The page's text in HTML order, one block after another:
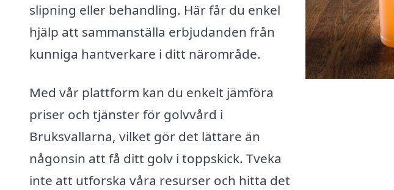
slipning eller behandling. Här får du enkel
hjälp att sammanställa erbjudanden från
kunniga hantverkare i ditt närområde.
Med vår plattform kan du enkelt jämföra
priser och tjänster för golvvård i
Bruksvallarna, vilket gör det lättare än
någonsin att få ditt golv i toppskick. Tveka
inte att utforska våra resurser och hitta det